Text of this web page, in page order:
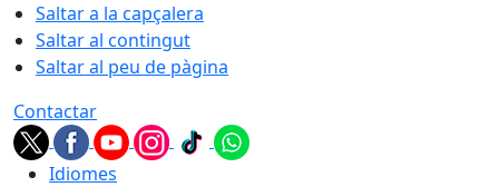
Saltar a la capçalera
Saltar al contingut
Saltar al peu de pàgina
Contactar
Idiomes